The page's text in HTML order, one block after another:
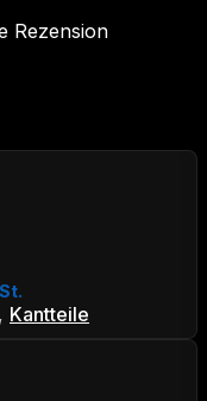
Rezension
, Kantteile